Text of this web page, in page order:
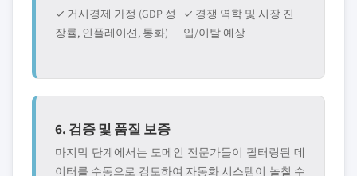
✓ 거시경제 가정 (GDP 성
장률, 인플레이션, 통화)
✓ 경쟁 역학 및 시장 진
입/이탈 예상
6. 검증 및 품질 보증
마지막 단계에서는 도메인 전문가들이 필터링된 데
이터를 수동으로 검토하여 자동화 시스템이 놀칠 수